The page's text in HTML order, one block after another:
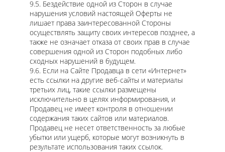
9.5. Бездействие одной из Сторон в случае
нарушения условий настоящей Оферты не
лишает права заинтересованной Стороны
осуществлять защиту своих интересов позднее, а
также не означает отказа от своих прав в случае
совершения одной из Сторон подобных либо
сходных нарушений в будущем.
9.6. Если на Сайте Продавца в сети «Интернет»
есть ссылки на другие веб-сайты и материалы
третьих лиц, такие ссылки размещены
исключительно в целях информирования, и
Продавец не имеет контроля в отношении
содержания таких сайтов или материалов.
Продавец не несет ответственность за любые
убытки или ущерб, которые могут возникнуть в
результате использования таких ссылок.